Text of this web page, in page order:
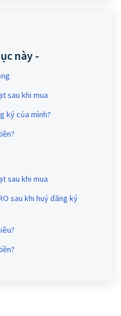
này -
sau khi mua
ký của mình?
sau khi mua
sau khi huỷ đăng ký